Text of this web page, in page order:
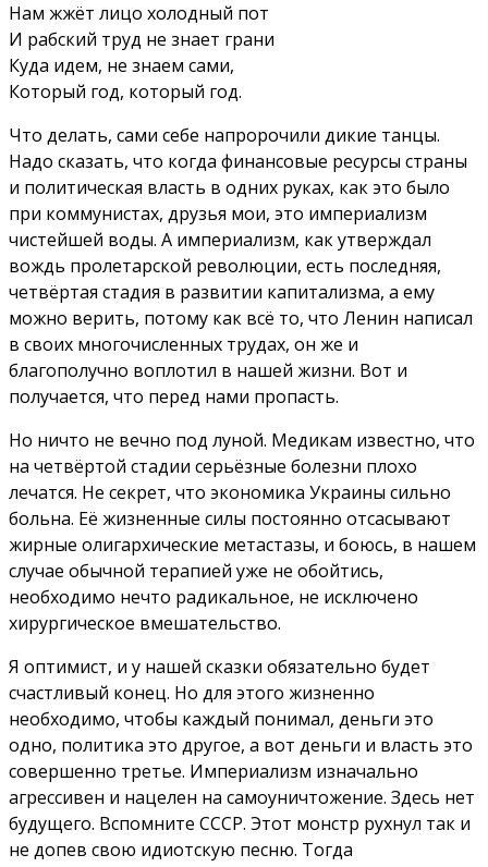
Нам жжёт лицо холодный пот
И рабский труд не знает грани
Куда идем, не знаем сами,
Который год, который год.
Что делать, сами себе напророчили дикие танцы.
Надо сказать, что когда финансовые ресурсы страны
и политическая власть в одних руках, как это было
при коммунистах, друзья мои, это империализм
чистейшей воды. А империализм, как утверждал
вождь пролетарской революции, есть последняя,
четвёртая стадия в развитии капитализма, а ему
можно верить, потому как всё то, что Ленин написал
в своих многочисленных трудах, он же и
благополучно воплотил в нашей жизни. Вот и
получается, что перед нами пропасть.
Но ничто не вечно под луной. Медикам известно, что
на четвёртой стадии серьёзные болезни плохо
лечатся. Не секрет, что экономика Украины сильно
больна. Её жизненные силы постоянно отсасывают
жирные олигархические метастазы, и боюсь, в нашем
случае обычной терапией уже не обойтись,
необходимо нечто радикальное, не исключено
хирургическое вмешательство.
Я оптимист, и у нашей сказки обязательно будет
счастливый конец. Но для этого жизненно
необходимо, чтобы каждый понимал, деньги это
одно, политика это другое, а вот деньги и власть это
совершенно третье. Империализм изначально
агрессивен и нацелен на самоуничтожение. Здесь нет
будущего. Вспомните СССР. Этот монстр рухнул так и
не допев свою идиотскую песню. Тогда